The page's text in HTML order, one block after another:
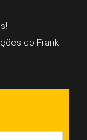
do Frank